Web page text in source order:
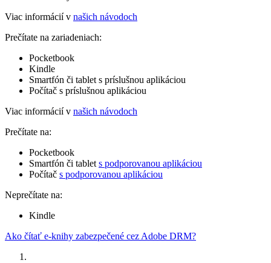
Viac informácií v našich návodoch
Prečítate na zariadeniach:
Pocketbook
Kindle
Smartfón či tablet s príslušnou aplikáciou
Počítač s príslušnou aplikáciou
Viac informácií v našich návodoch
Prečítate na:
Pocketbook
Smartfón či tablet s podporovanou aplikáciou
Počítač s podporovanou aplikáciou
Neprečítate na:
Kindle
Ako čítať e-knihy zabezpečené cez Adobe DRM?